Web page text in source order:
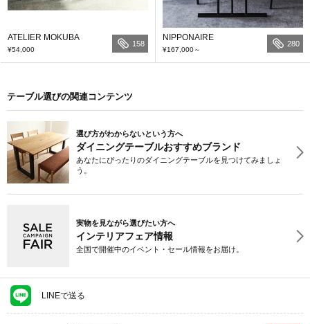
ATELIER MOKUBA
¥54,000
158
NIPPONAIRE
¥167,000～
280
テーブル選びの関連コンテンツ
選び方がわからないという方へ
ダイニングテーブルおすすめブランド
あなたにぴったりのダイニングテーブルを見つけてみましょ
う。
実物を見ながら選びたい方へ
インテリアフェア情報
全国で開催中のイベント・セール情報をお届け。
LINEで送る